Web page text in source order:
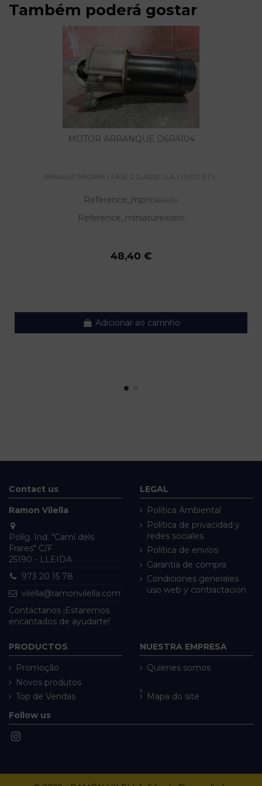
Também poderá gostar
MOTOR ARRANQUE D6RA104
RENAULT MEGANE I FASE 2 CLASSIC (LA..) 1.9 DTI RT |...
Reference_mpnD6RA104
Reference_miniature808815
48,40 €
Adicionar ao carrinho
Contact us
Ramon Vilella
Políg. Ind. "Camí dels
Frares" C/F
25190 - LLEIDA
973 20 15 78
vilella@ramonvilella.com
Contáctanos ¡Estaremos
encantados de ayudarte!
LEGAL
Política Ambiental
Política de privacidad y
redes sociales
Política de envíos
Garantía de compra
Condiciones generales
uso web y contractación
PRODUCTOS
Promoção
Novos produtos
Top de Vendas
NUESTRA EMPRESA
Quienes somos
Mapa do site
Follow us